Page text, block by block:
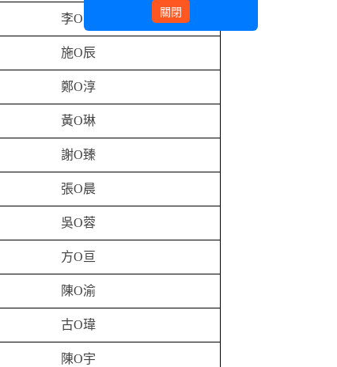
李O甫
施O辰
鄭O淳
黃O琳
謝O臻
張O晨
吳O蓉
方O亘
陳O渝
古O瑋
陳O宇
關閉